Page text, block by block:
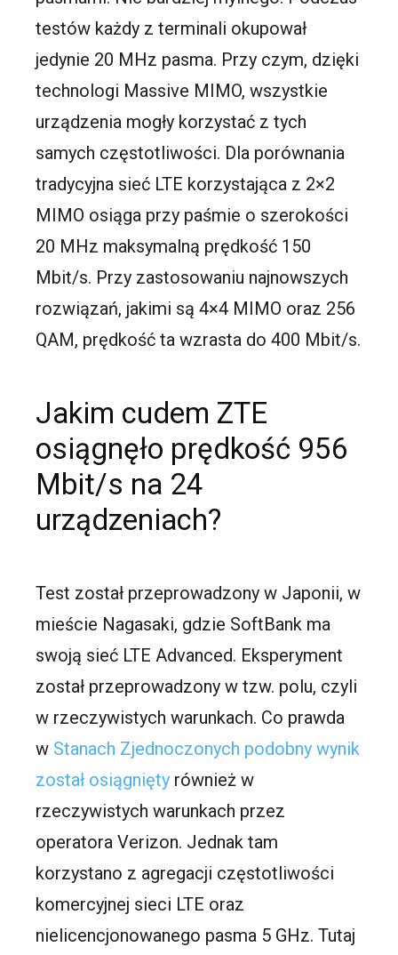
testów każdy z terminali okupował
jedynie 20 MHz pasma. Przy czym, dzięki
technologi Massive MIMO, wszystkie
urządzenia mogły korzystać z tych
samych częstotliwości. Dla porównania
tradycyjna sieć LTE korzystająca z 2×2
MIMO osiąga przy paśmie o szerokości
20 MHz maksymalną prędkość 150
Mbit/s. Przy zastosowaniu najnowszych
rozwiązań, jakimi są 4×4 MIMO oraz 256
QAM, prędkość ta wzrasta do 400 Mbit/s.
Jakim cudem ZTE
osiągnęło prędkość 956
Mbit/s na 24
urządzeniach?
Test został przeprowadzony w Japonii, w
mieście Nagasaki, gdzie SoftBank ma
swoją sieć LTE Advanced. Eksperyment
został przeprowadzony w tzw. polu, czyli
w rzeczywistych warunkach. Co prawda
w Stanach Zjednoczonych podobny wynik
został osiągnięty również w
rzeczywistych warunkach przez
operatora Verizon. Jednak tam
korzystano z agregacji częstotliwości
komercyjnej sieci LTE oraz
nielicencjonowanego pasma 5 GHz. Tutaj